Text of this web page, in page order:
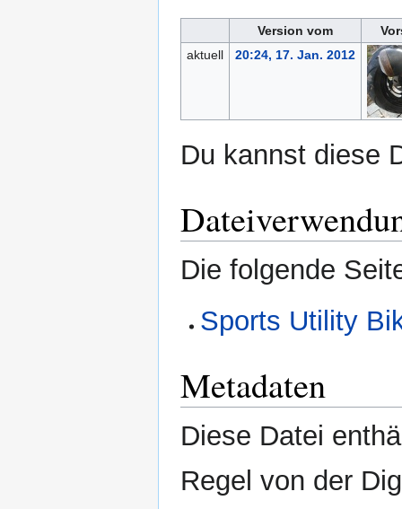
Version vom
aktuell
20:24, 17. Jan. 2012
Du kannst diese
Die folgende
Sports Utility
Metadaten
Diese Datei
Regel von der